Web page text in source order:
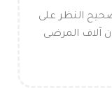
النظر على
آلاف المرضى